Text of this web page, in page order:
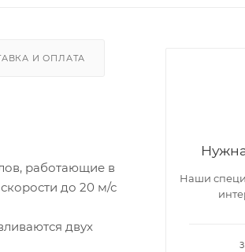
И ОПЛАТА
работающие в
до 20 м/с
двух
Наши